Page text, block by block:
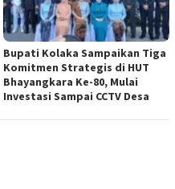
Bupati Kolaka Sampaikan Tiga
Komitmen Strategis di HUT
Bhayangkara Ke-80, Mulai
Investasi Sampai CCTV Desa